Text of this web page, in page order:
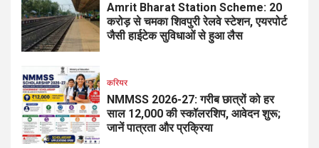
Amrit Bharat Station Scheme: 20
करोड़ से चमका शिवपुरी रेलवे स्टेशन, एयरपोर्ट
जैसी हाईटेक सुविधाओं से हुआ लैस
करियर
NMMSS 2026-27: गरीब छात्रों को हर
साल ₹12,000 की स्कॉलरशिप, आवेदन शुरू;
जानें पात्रता और प्रक्रिया